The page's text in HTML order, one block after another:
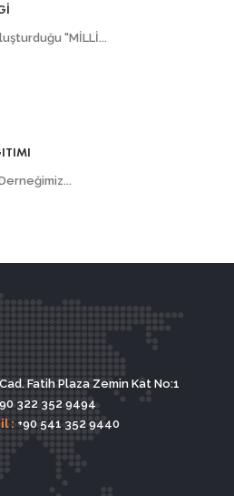
"MİLLİ...
Fatih Plaza Zemin Kat No:1
322 352 9494
: +90 541 352 9440